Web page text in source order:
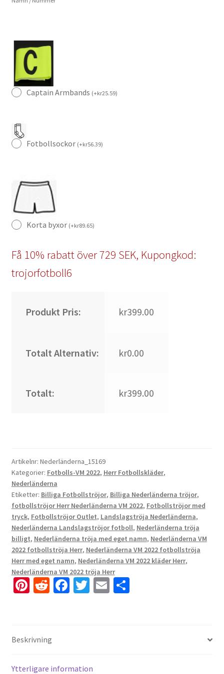
med
JONG
21
mängd
Captain Armbands (+kr25.59)
Fotbollsockor (+kr56.39)
Korta byxor (+kr89.65)
Få 10% rabatt över 729 SEK, Kupongkod:
trojorfotboll6
Produkt Pris: kr399.00
Totalt Alternativ: kr0.00
Totalt: kr399.00
Artikelnr: Nederländerna_15169
Kategorier: Fotbolls-VM 2022, Herr Fotbollskläder,
Nederländerna
Etiketter: Billiga Fotbollströjor, Billiga Nederländerna tröjor,
fotbollströjor Herr Nederländerna VM 2022, Fotbollströjor med
tryck, Fotbollströjor Outlet, Landslagströja Nederländerna,
Nederländerna Landslagströjor fotboll, Nederländerna tröja
billigt, Nederländerna tröja med eget namn, Nederländerna VM
2022 fotbollströja Herr, Nederländerna VM 2022 fotbollströja
Herr med eget namn, Nederländerna VM 2022 kläder Herr,
Nederländerna VM 2022 tröja Herr
Pi
es
R
di
t
Fa
k
T E D
Beskrivning
Ytterligare information